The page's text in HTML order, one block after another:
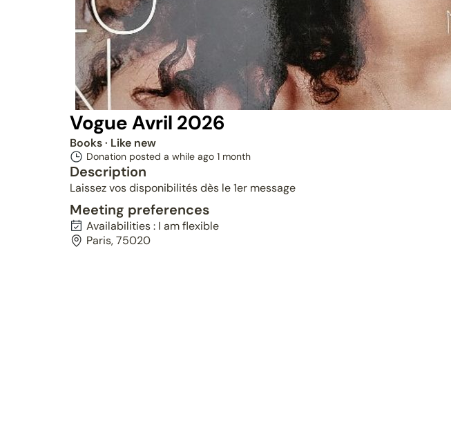
Vogue Avril 2026
Books· Like new
Donation posted a while ago 1 month
Description
Laissez vos disponibilités dès le 1er message
Meeting preferences
Availabilities : I am flexible
Paris, 75020